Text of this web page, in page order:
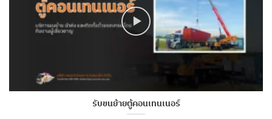
รับขนย้ายตู้คอนเทนเนอร์